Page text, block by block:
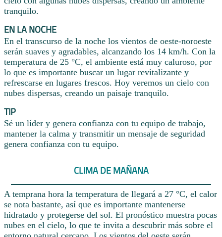
tranquilo.
EN LA NOCHE
En el transcurso de la noche los vientos de oeste-noroeste
serán suaves y agradables, alcanzando los 14 km/h. Con la
temperatura de 25 °C, el ambiente está muy caluroso, por
lo que es importante buscar un lugar revitalizante y
refrescarse en lugares frescos. Hoy veremos un cielo con
nubes dispersas, creando un paisaje tranquilo.
TIP
Sé un líder y genera confianza con tu equipo de trabajo,
mantener la calma y transmitir un mensaje de seguridad
genera confianza con tu equipo.
CLIMA DE MAÑANA
A temprana hora la temperatura de llegará a 27 °C, el calor
se nota bastante, así que es importante mantenerse
hidratado y protegerse del sol. El pronóstico muestra pocas
nubes en el cielo, lo que te invita a descubrir más sobre el